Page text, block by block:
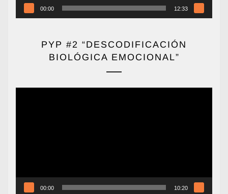
00:00 12:33
PYP #2 “DESCODIFICACIÓN
BIOLÓGICA EMOCIONAL”
00:00 10:20